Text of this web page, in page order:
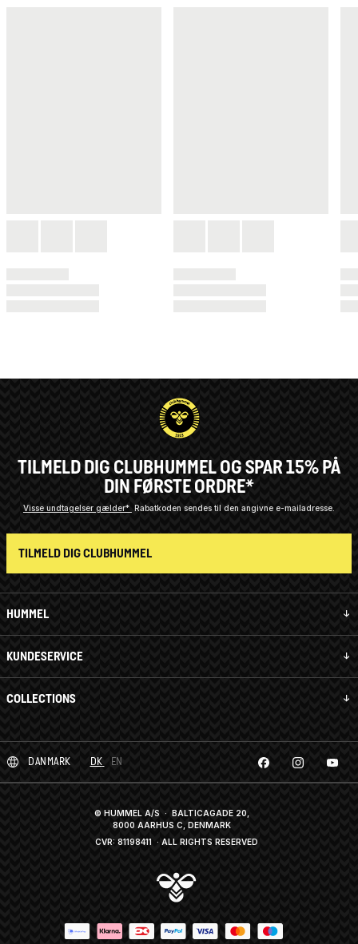
HUMMEL
KUNDESERVICE
COLLECTIONS
TILMELD DIG CLUBHUMMEL OG SPAR 15% PÅ
DIN FØRSTE ORDRE*
Visse undtagelser gælder* Rabatkoden sendes til den angivne e-mailadresse.
TILMELD DIG CLUBHUMMEL
DANMARK DK EN
© HUMMEL A/S · BALTICAGADE 20,
8000 AARHUS C, DENMARK
CVR: 81198411 · ALL RIGHTS RESERVED